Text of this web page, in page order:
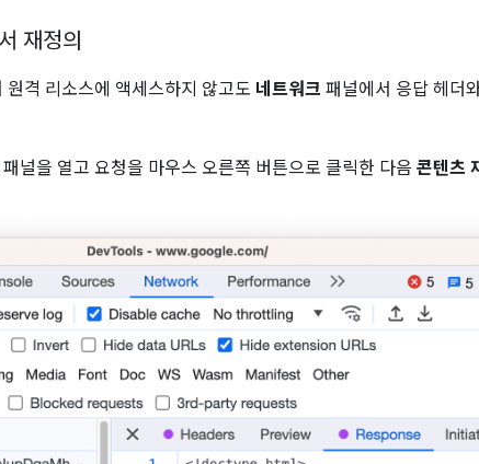
재정의
원격 리소스에 액세스하지 않고도 네트워크 패널에서 응답 헤더
패널을 열고 요청을 마우스 오른쪽 버튼으로 클릭한 다음 콘텐츠